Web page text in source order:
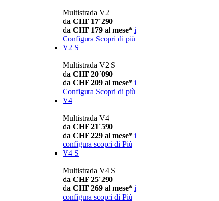
Multistrada V2
da CHF 17´290
da CHF 179 al mese* i
Configura Scopri di più
V2 S
Multistrada V2 S
da CHF 20´090
da CHF 209 al mese* i
Configura Scopri di più
V4
Multistrada V4
da CHF 21´590
da CHF 229 al mese* i
configura scopri di Più
V4 S
Multistrada V4 S
da CHF 25´290
da CHF 269 al mese* i
configura scopri di Più